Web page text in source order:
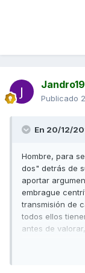
Publicado
En 20/12/
Hombre, para
dos" detrás de
aportar
embrague
transmisión de
todos ellos
antes de